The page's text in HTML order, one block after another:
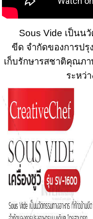
Sous Vide เป็นน
ขีด จำกัดของการปรุ
เก็บรักษารสชาติคุณภ
ระหว่